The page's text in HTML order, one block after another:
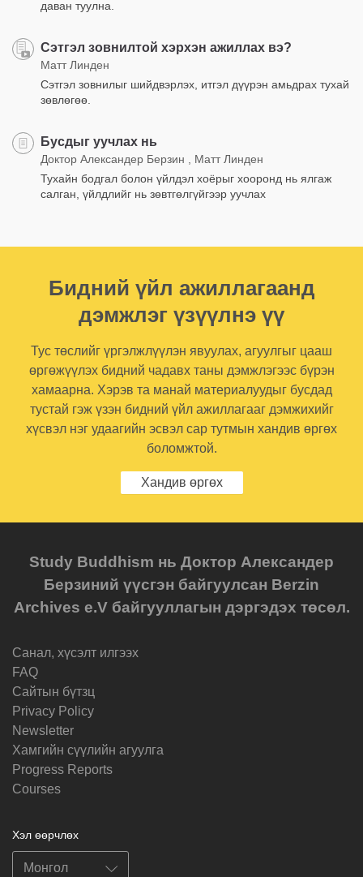
даван туулна.
Сэтгэл зовнилтой хэрхэн ажиллах вэ?
Матт Линден
Сэтгэл зовнилыг шийдвэрлэх, итгэл дүүрэн амьдрах тухай
зөвлөгөө.
Бусдыг уучлах нь
Доктор Александер Берзин , Матт Линден
Тухайн бодгал болон үйлдэл хоёрыг хооронд нь ялгаж
салган, үйлдлийг нь зөвтгөлгүйгээр уучлах
Бидний үйл ажиллагаанд
дэмжлэг үзүүлнэ үү
Тус төслийг үргэлжлүүлэн явуулах, агуулгыг цааш
өргөжүүлэх бидний чадавх таны дэмжлэгээс бүрэн
хамаарна. Хэрэв та манай материалуудыг бусдад
тустай гэж үзэн бидний үйл ажиллагааг дэмжихийг
хүсвэл нэг удаагийн эсвэл сар тутмын хандив өргөх
боломжтой.
Хандив өргөх
Study Buddhism нь Доктор Александер
Берзиний үүсгэн байгуулсан Berzin
Archives e.V байгууллагын дэргэдэх төсөл.
Санал, хүсэлт илгээх
FAQ
Cайтын бүтзц
Privacy Policy
Newsletter
Хамгийн сүүлийн агуулга
Progress Reports
Courses
Хэл өөрчлөх